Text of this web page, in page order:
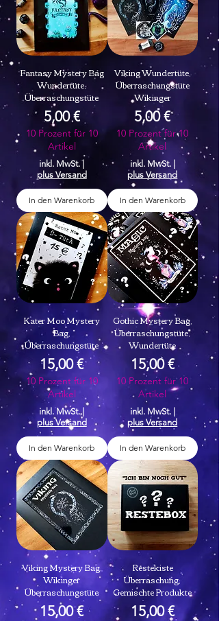
Fantasy Mystery Bag
Wundertüte,
Überraschungstüte
Preis
5,00 €
10 Prozent für 10
Artikel
inkl. MwSt.|
plus Versand
In den Warenkorb
Viking Wundertüte,
Überraschungstüte
Wikinger
Preis
5,00 €
10 Prozent für 10
Artikel
inkl. MwSt.|
plus Versand
In den Warenkorb
Kater Moo Mystery
Bag,
Überraschungstüte
Preis
15,00 €
10 Prozent für 10
Artikel
inkl. MwSt.|
plus Versand
In den Warenkorb
Gothic Mystery Bag,
Überraschungstüte,
Wundertüte
Preis
15,00 €
10 Prozent für 10
Artikel
inkl. MwSt.|
plus Versand
In den Warenkorb
Viking Mystery Bag,
Wikinger
Überraschungstüte
Preis
15,00 €
Restekiste
Überraschung,
Gemischte Produkte
Preis
15,00 €